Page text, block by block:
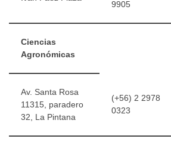
9905
Ciencias
Agronómicas
Av. Santa Rosa
11315, paradero
32, La Pintana
(+56) 2 2978
0323